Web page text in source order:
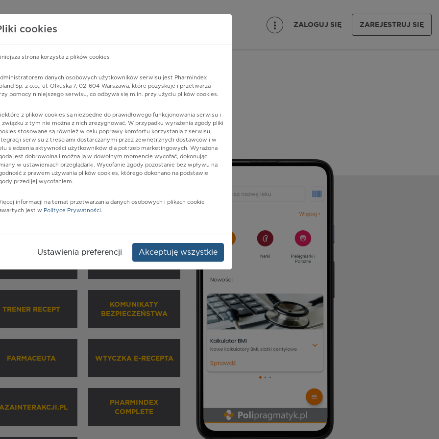
o lekach
PHARMINDEX ZALOGUJ SIĘ ZAREJESTRUJ SIĘ
(N77.1*)
ochrony zdrowia
INHALATORY
TRENER RECEPT
KOMUNIKATY
BEZPIECZEŃSTWA
FARMACEUTA WTYCZKA E-RECEPTA
PHARMINDEX
COMPLETE
cookies
strona korzysta z plików cookies
danych osobowych użytkowników serwisu jest Pharmindex
Sp. z o.o., ul. Olkuska 7, 02-604 Warszawa, które pozyskuje i przetwarza
pomocy niniejszego serwisu, co odbywa się m.in. przy użyciu plików cookies.
z plików cookies są niezbędne do prawidłowego funkcjonowania serwisu i
związku z tym nie można z nich zrezygnować. W przypadku wyrażenia zgody pliki
stosowane są również w celu poprawy komfortu korzystania z serwisu,
serwisu z treściami dostarczanymi przez zewnętrznych dostawców i w
śledzenia aktywności użytkowników dla potrzeb marketingowych. Wyrażona
jest dobrowolna i można ją w dowolnym momencie wycofać, dokonując
w ustawieniach przeglądarki. Wycofanie zgody pozostanie bez wpływu na
z prawem używania plików cookies, którego dokonano na podstawie
przed jej wycofaniem.
informacji na temat przetwarzania danych osobowych i plikach cookie
jest w Polityce Prywatności.
Ustawienia preferencji Akceptuję wszystkie